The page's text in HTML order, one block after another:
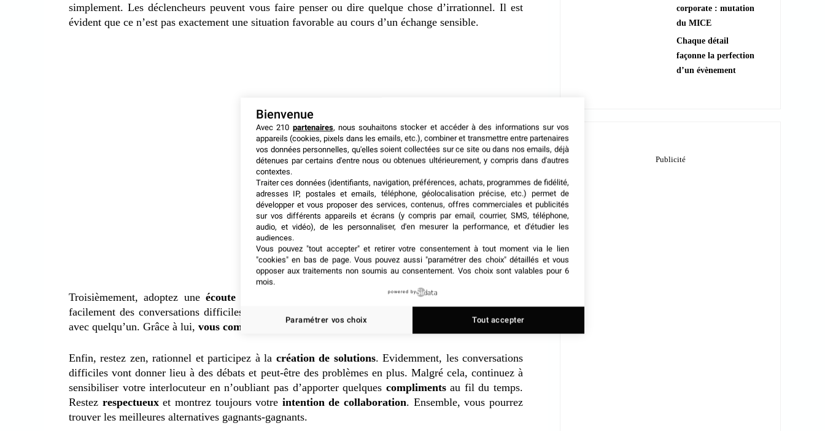
simplement. Les déclencheurs peuvent vous faire penser ou dire quelque chose d’irrationnel. Il est
évident que ce n’est pas exactement une situation favorable au cours d’un échange sensible.
Troisièmement, adoptez une écoute active
. C’est en sachant écouter que vous pourrez entamer
facilement des conversations difficiles. Cet outil est une qualité admirable lorsque vous collaborez
avec quelqu’un. Grâce à lui, vous comprendrez mieux le point de vue de votre interlocuteur.
Enfin, restez zen, rationnel et participez à la création de solutions. Evidemment, les conversations
difficiles vont donner lieu à des débats et peut-être des problèmes en plus. Malgré cela, continuez à
sensibiliser votre interlocuteur en n’oubliant pas d’apporter quelques complimentsau fil du temps.
Restez respectueuxet montrez toujours votre intention de collaboration. Ensemble, vous pourrez
trouver les meilleures alternatives gagnants-gagnants.
corporate : mutation
du MICE
Chaque détail
façonne la perfection
d’un évènement
Bienvenue
Avec 210 partenaires, nous souhaitons stocker et accéder à des informations sur vos
appareils (cookies, pixels dans les emails, etc.), combiner et transmettre entre partenaires
vos données personnelles, qu'elles soient collectées sur ce site ou dans nos emails, déjà
détenues par certains d'entre nous ou obtenues ultérieurement, y compris dans d'autres
contextes.
Traiter ces données (identifiants, navigation, préférences, achats, programmes de fidélité,
adresses IP, postales et emails, téléphone, géolocalisation précise, etc.) permet de
développer et vous proposer des services, contenus, offres commerciales et publicités
sur vos différents appareils et écrans (y compris par email, courrier, SMS, téléphone,
audio, et vidéo), de les personnaliser, d'en mesurer la performance, et d'étudier les
audiences.
Vous pouvez "tout accepter" et retirer votre consentement à tout moment via le lien
"cookies" en bas de page. Vous pouvez aussi "paramétrer des choix" détaillés et vous
opposer aux traitements non soumis au consentement. Vos choix sont valables pour 6
mois.
powered by
Paramétrer vos choix Tout accepter